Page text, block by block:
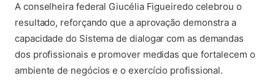
A conselheira federal Giucélia Figueiredo celebrou o
resultado, reforçando que a aprovação demonstra a
capacidade do Sistema de dialogar com as demandas
dos profissionais e promover medidas que fortalecem o
ambiente de negócios e o exercício profissional.